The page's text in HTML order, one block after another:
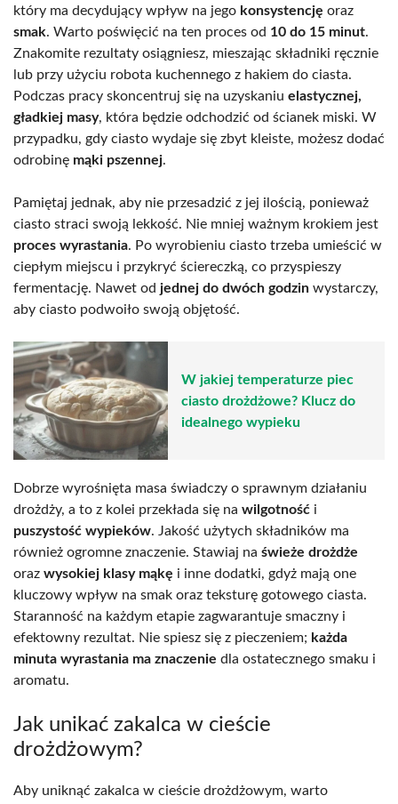
który ma decydujący wpływ na jego konsystencję oraz
smak. Warto poświęcić na ten proces od 10 do 15 minut.
Znakomite rezultaty osiągniesz, mieszając składniki ręcznie
lub przy użyciu robota kuchennego z hakiem do ciasta.
Podczas pracy skoncentruj się na uzyskaniu elastycznej,
gładkiej masy, która będzie odchodzić od ścianek miski. W
przypadku, gdy ciasto wydaje się zbyt kleiste, możesz dodać
odrobinę mąki pszennej.
Pamiętaj jednak, aby nie przesadzić z jej ilością, ponieważ
ciasto straci swoją lekkość. Nie mniej ważnym krokiem jest
proces wyrastania. Po wyrobieniu ciasto trzeba umieścić w
ciepłym miejscu i przykryć ściereczką, co przyspieszy
fermentację. Nawet od jednej do dwóch godzin wystarczy,
aby ciasto podwoiło swoją objętość.
W jakiej temperaturze piec
ciasto drożdżowe? Klucz do
idealnego wypieku
Dobrze wyrośnięta masa świadczy o sprawnym działaniu
drożdży, a to z kolei przekłada się na wilgotność i
puszystość wypieków. Jakość użytych składników ma
również ogromne znaczenie. Stawiaj na świeże drożdże
oraz wysokiej klasy mąkę i inne dodatki, gdyż mają one
kluczowy wpływ na smak oraz teksturę gotowego ciasta.
Staranność na każdym etapie zagwarantuje smaczny i
efektowny rezultat. Nie spiesz się z pieczeniem; każda
minuta wyrastania ma znaczenie dla ostatecznego smaku i
aromatu.
Jak unikać zakalca w cieście
drożdżowym?
Aby uniknąć zakalca w cieście drożdżowym, warto